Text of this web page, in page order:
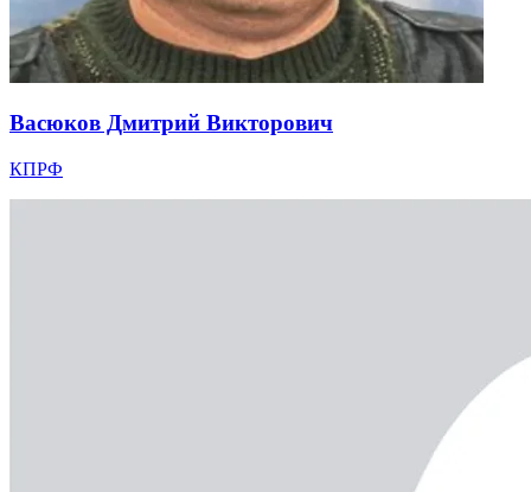
Васюков Дмитрий Викторович
КПРФ